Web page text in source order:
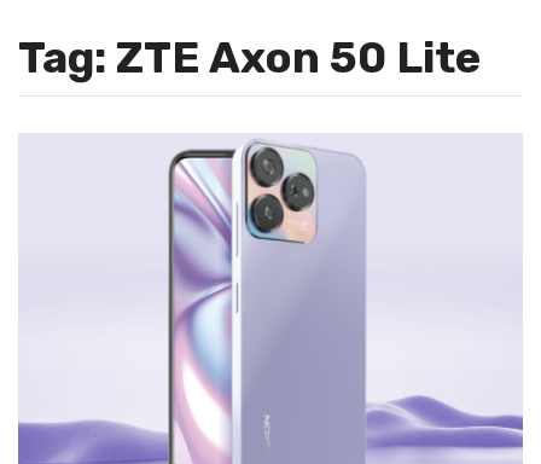
Tag: ZTE Axon 50 Lite